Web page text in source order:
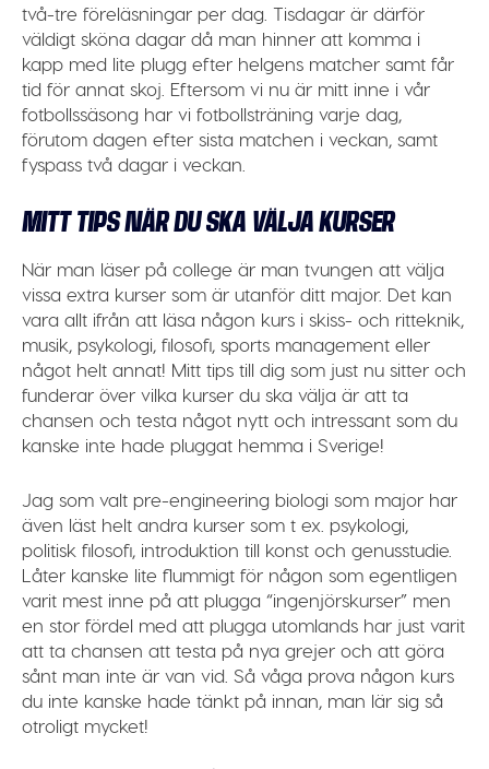
två-tre föreläsningar per dag. Tisdagar är därför
väldigt sköna dagar då man hinner att komma i
kapp med lite plugg efter helgens matcher samt får
tid för annat skoj. Eftersom vi nu är mitt inne i vår
fotbollssäsong har vi fotbollsträning varje dag,
förutom dagen efter sista matchen i veckan, samt
fyspass två dagar i veckan.
MITT TIPS NÄR DU SKA VÄLJA KURSER
När man läser på college är man tvungen att välja
vissa extra kurser som är utanför ditt major. Det kan
vara allt ifrån att läsa någon kurs i skiss- och ritteknik,
musik, psykologi, filosofi, sports management eller
något helt annat! Mitt tips till dig som just nu sitter och
funderar över vilka kurser du ska välja är att ta
chansen och testa något nytt och intressant som du
kanske inte hade pluggat hemma i Sverige!
Jag som valt pre-engineering biologi som major har
även läst helt andra kurser som t ex. psykologi,
politisk filosofi, introduktion till konst och genusstudie.
Låter kanske lite flummigt för någon som egentligen
varit mest inne på att plugga “ingenjörskurser” men
en stor fördel med att plugga utomlands har just varit
att ta chansen att testa på nya grejer och att göra
sånt man inte är van vid. Så våga prova någon kurs
du inte kanske hade tänkt på innan, man lär sig så
otroligt mycket!